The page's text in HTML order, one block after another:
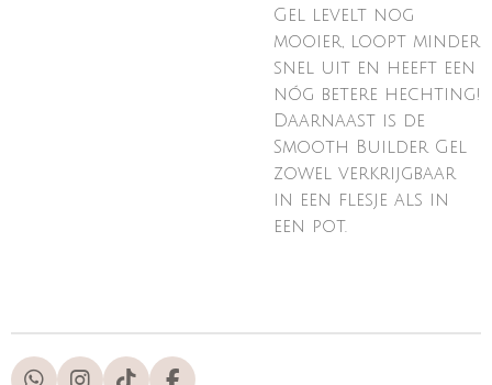
Gel levelt nog
mooier, loopt minder
snel uit en heeft een
nóg betere hechting!
Daarnaast is de
Smooth Builder Gel
zowel verkrijgbaar
in een flesje als in
een pot.